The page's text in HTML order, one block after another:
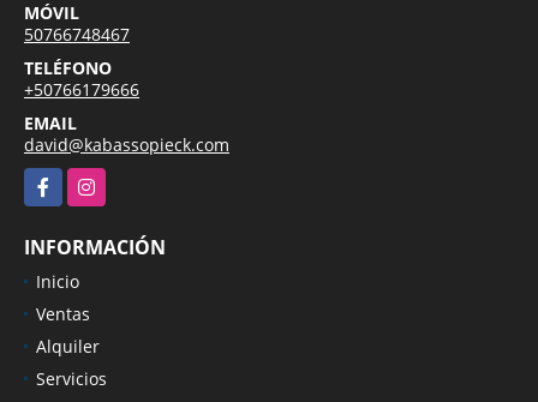
MÓVIL
50766748467
TELÉFONO
+50766179666
EMAIL
david@kabassopieck.com
FacebookInstagram
INFORMACIÓN
Inicio
Ventas
Alquiler
Servicios